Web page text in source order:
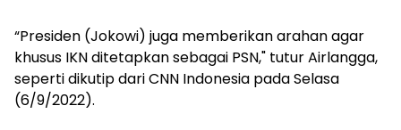
“Presiden (Jokowi) juga memberikan arahan agar
khusus IKN ditetapkan sebagai PSN," tutur Airlangga,
seperti dikutip dari CNN Indonesia pada Selasa
(6/9/2022).